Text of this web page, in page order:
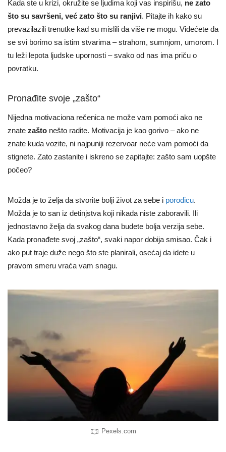
Kada ste u krizi, okružite se ljudima koji vas inspirišu, ne zato
što su savršeni, već zato što su ranjivi. Pitajte ih kako su
prevazilazili trenutke kad su mislili da više ne mogu. Videćete da
se svi borimo sa istim stvarima – strahom, sumnjom, umorom. I
tu leži lepota ljudske upornosti – svako od nas ima priču o
povratku.
Pronađite svoje „zašto“
Nijedna motivaciona rečenica ne može vam pomoći ako ne
znate zašto nešto radite. Motivacija je kao gorivo – ako ne
znate kuda vozite, ni najpuniji rezervoar neće vam pomoći da
stignete. Zato zastanite i iskreno se zapitajte: zašto sam uopšte
počeo?
Možda je to želja da stvorite bolji život za sebe i porodicu.
Možda je to san iz detinjstva koji nikada niste zaboravili. Ili
jednostavno želja da svakog dana budete bolja verzija sebe.
Kada pronađete svoj „zašto“, svaki napor dobija smisao. Čak i
ako put traje duže nego što ste planirali, osećaj da idete u
pravom smeru vraća vam snagu.
Pexels.com